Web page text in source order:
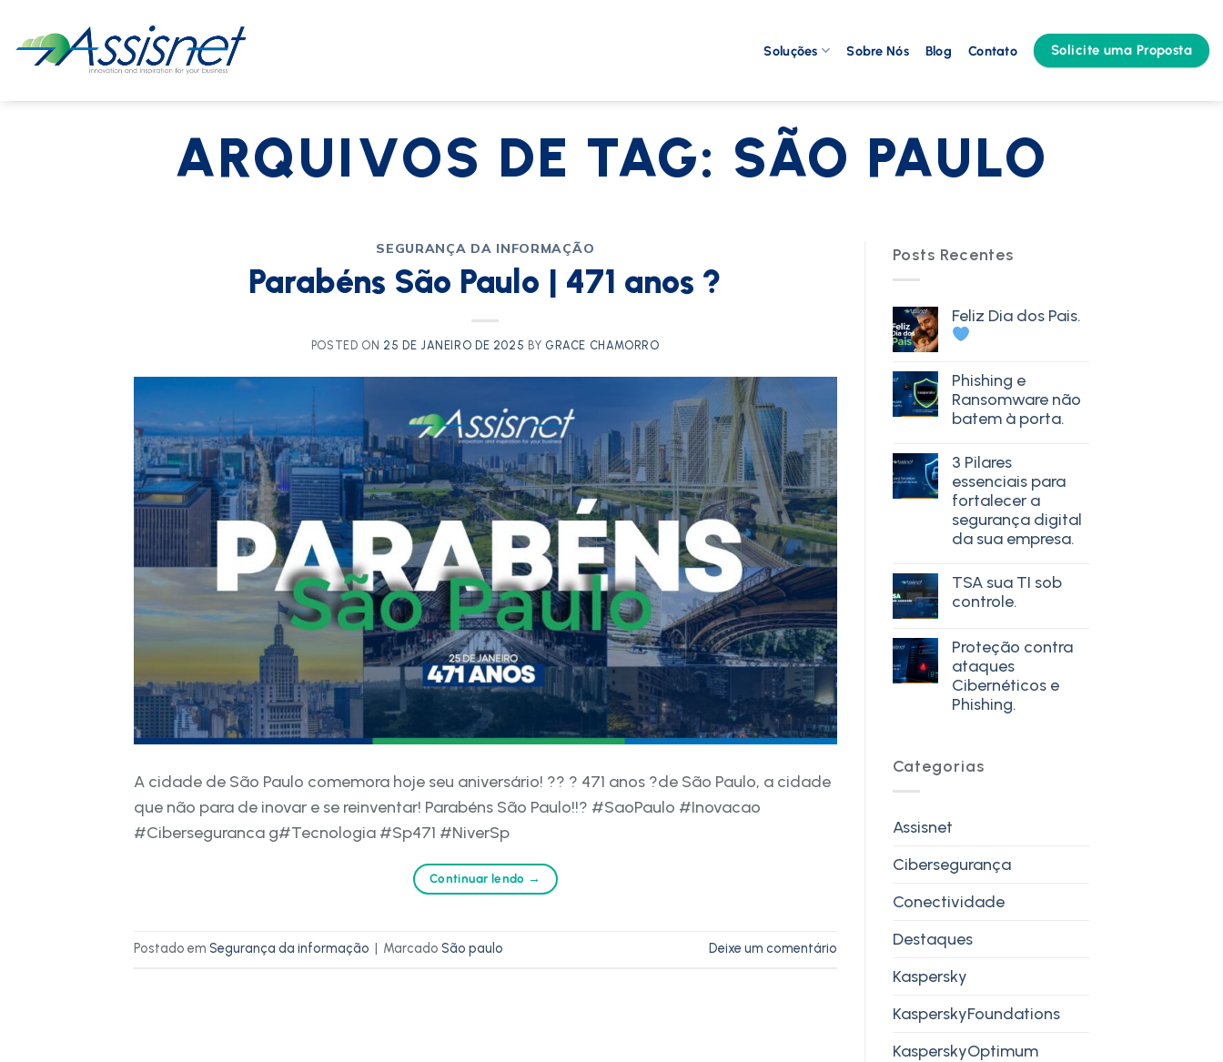
Soluções Sobre Nós Blog Contato Solicite uma Proposta
ARQUIVOS DE TAG: SÃO PAULO
SEGURANÇA DA INFORMAÇÃO
Parabéns São Paulo | 471 anos ?
POSTED ON 25 DE JANEIRO DE 2025 BY GRACE CHAMORRO
A cidade de São Paulo comemora hoje seu aniversário! ?? ? 471 anos ?de São Paulo, a cidade
que não para de inovar e se reinventar! Parabéns São Paulo!!? #SaoPaulo #Inovacao
#Ciberseguranca g#Tecnologia #Sp471 #NiverSp
Continuar lendo →
Postado em Segurança da informação | Marcado São paulo Deixe um comentário
Posts Recentes
Feliz Dia dos Pais.
Phishing e
Ransomware não
batem à porta.
3 Pilares
essenciais para
fortalecer a
segurança digital
da sua empresa.
TSA sua TI sob
controle.
Proteção contra
ataques
Cibernéticos e
Phishing.
Categorias
Assisnet
Cibersegurança
Conectividade
Destaques
Kaspersky
KasperskyFoundations
KasperskyOptimum